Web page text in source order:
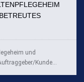
W
und
Kunde...